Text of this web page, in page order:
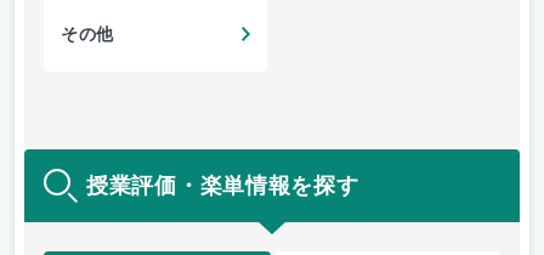
その他
授業評価・楽単情報を探す